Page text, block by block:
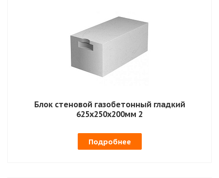
Блок стеновой газобетонный гладкий
625х250х200мм 2
Подробнее